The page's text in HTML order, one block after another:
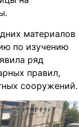
материалов
по изучению
ряд
правил,
сооружений.